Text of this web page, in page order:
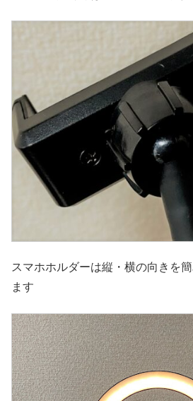
スマホホルダーは縦・横の向きを
ます